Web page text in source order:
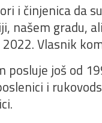
i činjenica da
našem gradu,
Vlasnik
još od
i